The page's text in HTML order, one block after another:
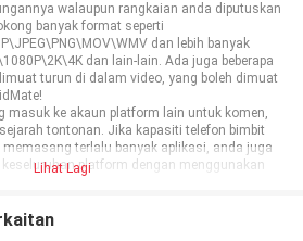
walaupun rangkaian anda diputuskan
banyak format seperti
dan lebih banyak
dan lain-lain. Ada juga beberapa
turun di dalam video, yang boleh dimuat
masuk ke akaun platform lain untuk komen,
tontonan. Jika kapasiti telefon bimbit
terlalu banyak aplikasi, anda juga
platform dengan menggunakan
Tinggi
Lihat Lagi